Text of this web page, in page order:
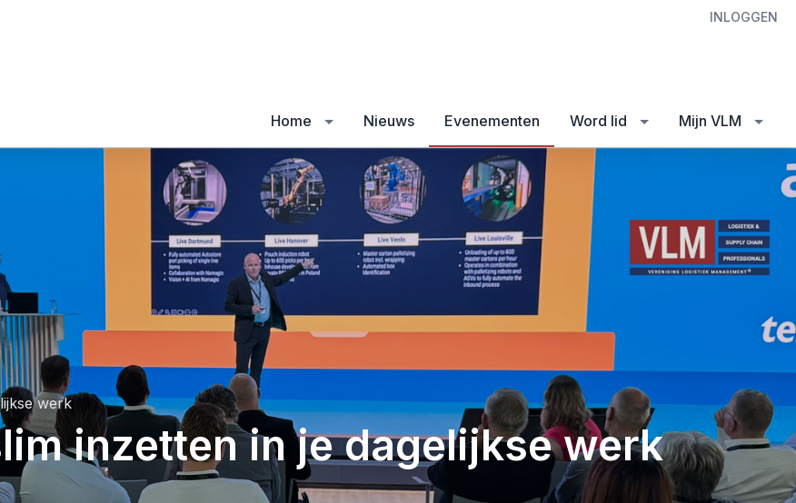
INLOGGEN
Home Nieuws Evenementen Word lid Mijn VLM
werk
inzetten in je dagelijkse werk